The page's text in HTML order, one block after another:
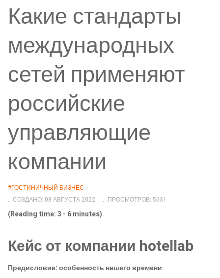
Какие стандарты
международных
сетей применяют
российские
управляющие
компании
#ГОСТИНИЧНЫЙ БИЗНЕС
СОЗДАНО: 08 АВГУСТА 2022
ПРОСМОТРОВ: 5631
(Reading time: 3 - 6 minutes)
Кейс от компании hotellab
Предисловие: особенность нашего времени